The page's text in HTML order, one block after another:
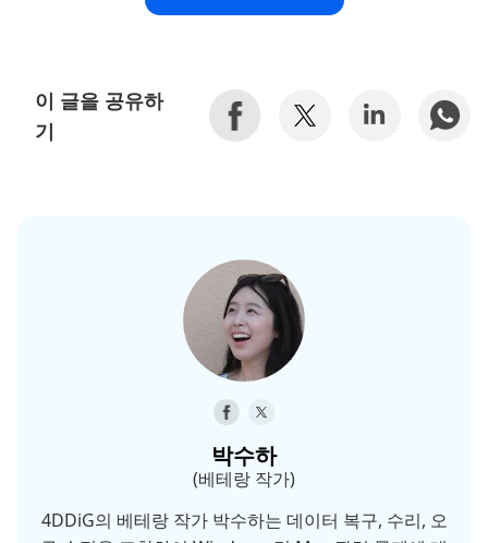
이 글을 공유하
기
박수하
(베테랑 작가)
4DDiG의 베테랑 작가 박수하는 데이터 복구, 수리, 오